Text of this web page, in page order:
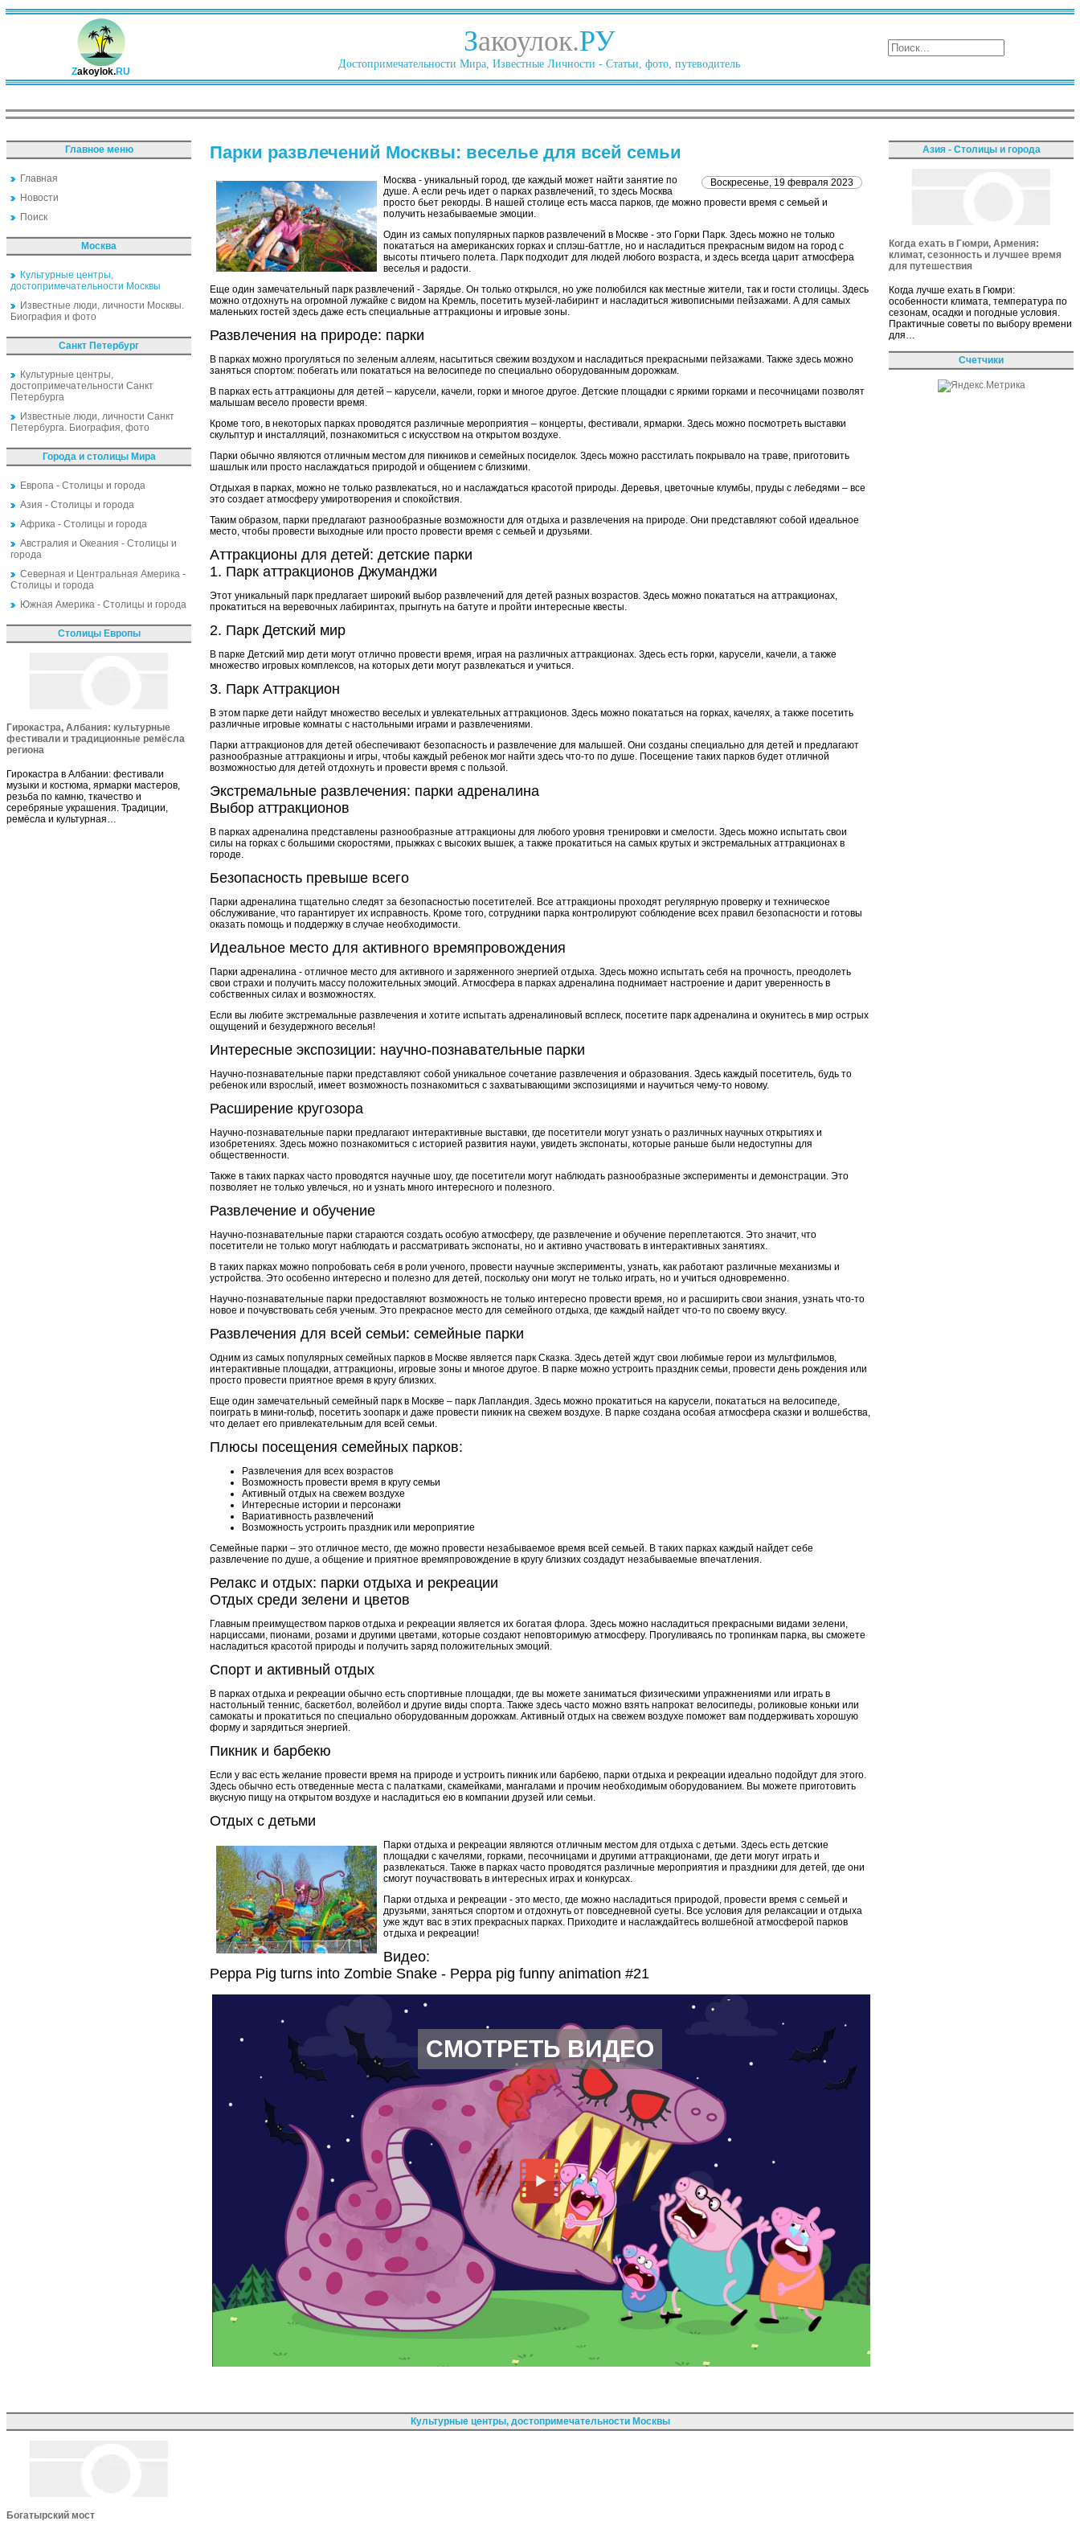
Zakoylok.RU
Закоулок.РУ
Достопримечательности Мира, Известные Личности - Статьи, фото, путеводитель
Главное меню
Главная
Новости
Поиск
Москва
Культурные центры,
достопримечательности Москвы
Известные люди, личности Москвы.
Биография и фото
Санкт Петербург
Культурные центры,
достопримечательности Санкт
Петербурга
Известные люди, личности Санкт
Петербурга. Биография, фото
Города и столицы Мира
Европа - Столицы и города
Азия - Столицы и города
Африка - Столицы и города
Австралия и Океания - Столицы и
города
Северная и Центральная Америка -
Столицы и города
Южная Америка - Столицы и города
Столицы Европы
Гирокастра, Албания: культурные
фестивали и традиционные ремёсла
региона
Гирокастра в Албании: фестивали
музыки и костюма, ярмарки мастеров,
резьба по камню, ткачество и
серебряные украшения. Традиции,
ремёсла и культурная…
Парки развлечений Москвы: веселье для всей семьи
Воскресенье, 19 февраля 2023
Москва - уникальный город, где каждый может найти занятие по
душе. А если речь идет о парках развлечений, то здесь Москва
просто бьет рекорды. В нашей столице есть масса парков, где можно провести время с семьей и
получить незабываемые эмоции.
Один из самых популярных парков развлечений в Москве - это Горки Парк. Здесь можно не только
покататься на американских горках и сплэш-баттле, но и насладиться прекрасным видом на город с
высоты птичьего полета. Парк подходит для людей любого возраста, и здесь всегда царит атмосфера
веселья и радости.
Еще один замечательный парк развлечений - Зарядье. Он только открылся, но уже полюбился как местные жители, так и гости столицы. Здесь
можно отдохнуть на огромной лужайке с видом на Кремль, посетить музей-лабиринт и насладиться живописными пейзажами. А для самых
маленьких гостей здесь даже есть специальные аттракционы и игровые зоны.
Развлечения на природе: парки
В парках можно прогуляться по зеленым аллеям, насытиться свежим воздухом и насладиться прекрасными пейзажами. Также здесь можно
заняться спортом: побегать или покататься на велосипеде по специально оборудованным дорожкам.
В парках есть аттракционы для детей – карусели, качели, горки и многое другое. Детские площадки с яркими горками и песочницами позволят
малышам весело провести время.
Кроме того, в некоторых парках проводятся различные мероприятия – концерты, фестивали, ярмарки. Здесь можно посмотреть выставки
скульптур и инсталляций, познакомиться с искусством на открытом воздухе.
Парки обычно являются отличным местом для пикников и семейных посиделок. Здесь можно расстилать покрывало на траве, приготовить
шашлык или просто наслаждаться природой и общением с близкими.
Отдыхая в парках, можно не только развлекаться, но и наслаждаться красотой природы. Деревья, цветочные клумбы, пруды с лебедями – все
это создает атмосферу умиротворения и спокойствия.
Таким образом, парки предлагают разнообразные возможности для отдыха и развлечения на природе. Они представляют собой идеальное
место, чтобы провести выходные или просто провести время с семьей и друзьями.
Аттракционы для детей: детские парки
1. Парк аттракционов Джуманджи
Этот уникальный парк предлагает широкий выбор развлечений для детей разных возрастов. Здесь можно покататься на аттракционах,
прокатиться на веревочных лабиринтах, прыгнуть на батуте и пройти интересные квесты.
2. Парк Детский мир
В парке Детский мир дети могут отлично провести время, играя на различных аттракционах. Здесь есть горки, карусели, качели, а также
множество игровых комплексов, на которых дети могут развлекаться и учиться.
3. Парк Аттракцион
В этом парке дети найдут множество веселых и увлекательных аттракционов. Здесь можно покататься на горках, качелях, а также посетить
различные игровые комнаты с настольными играми и развлечениями.
Парки аттракционов для детей обеспечивают безопасность и развлечение для малышей. Они созданы специально для детей и предлагают
разнообразные аттракционы и игры, чтобы каждый ребенок мог найти здесь что-то по душе. Посещение таких парков будет отличной
возможностью для детей отдохнуть и провести время с пользой.
Экстремальные развлечения: парки адреналина
Выбор аттракционов
В парках адреналина представлены разнообразные аттракционы для любого уровня тренировки и смелости. Здесь можно испытать свои
силы на горках с большими скоростями, прыжках с высоких вышек, а также прокатиться на самых крутых и экстремальных аттракционах в
городе.
Безопасность превыше всего
Парки адреналина тщательно следят за безопасностью посетителей. Все аттракционы проходят регулярную проверку и техническое
обслуживание, что гарантирует их исправность. Кроме того, сотрудники парка контролируют соблюдение всех правил безопасности и готовы
оказать помощь и поддержку в случае необходимости.
Идеальное место для активного времяпровождения
Парки адреналина - отличное место для активного и заряженного энергией отдыха. Здесь можно испытать себя на прочность, преодолеть
свои страхи и получить массу положительных эмоций. Атмосфера в парках адреналина поднимает настроение и дарит уверенность в
собственных силах и возможностях.
Если вы любите экстремальные развлечения и хотите испытать адреналиновый всплеск, посетите парк адреналина и окунитесь в мир острых
ощущений и безудержного веселья!
Интересные экспозиции: научно-познавательные парки
Научно-познавательные парки представляют собой уникальное сочетание развлечения и образования. Здесь каждый посетитель, будь то
ребенок или взрослый, имеет возможность познакомиться с захватывающими экспозициями и научиться чему-то новому.
Расширение кругозора
Научно-познавательные парки предлагают интерактивные выставки, где посетители могут узнать о различных научных открытиях и
изобретениях. Здесь можно познакомиться с историей развития науки, увидеть экспонаты, которые раньше были недоступны для
общественности.
Также в таких парках часто проводятся научные шоу, где посетители могут наблюдать разнообразные эксперименты и демонстрации. Это
позволяет не только увлечься, но и узнать много интересного и полезного.
Развлечение и обучение
Научно-познавательные парки стараются создать особую атмосферу, где развлечение и обучение переплетаются. Это значит, что
посетители не только могут наблюдать и рассматривать экспонаты, но и активно участвовать в интерактивных занятиях.
В таких парках можно попробовать себя в роли ученого, провести научные эксперименты, узнать, как работают различные механизмы и
устройства. Это особенно интересно и полезно для детей, поскольку они могут не только играть, но и учиться одновременно.
Научно-познавательные парки предоставляют возможность не только интересно провести время, но и расширить свои знания, узнать что-то
новое и почувствовать себя ученым. Это прекрасное место для семейного отдыха, где каждый найдет что-то по своему вкусу.
Развлечения для всей семьи: семейные парки
Одним из самых популярных семейных парков в Москве является парк Сказка. Здесь детей ждут свои любимые герои из мультфильмов,
интерактивные площадки, аттракционы, игровые зоны и многое другое. В парке можно устроить праздник семьи, провести день рождения или
просто провести приятное время в кругу близких.
Еще один замечательный семейный парк в Москве – парк Лапландия. Здесь можно прокатиться на карусели, покататься на велосипеде,
поиграть в мини-гольф, посетить зоопарк и даже провести пикник на свежем воздухе. В парке создана особая атмосфера сказки и волшебства,
что делает его привлекательным для всей семьи.
Плюсы посещения семейных парков:
Развлечения для всех возрастов
Возможность провести время в кругу семьи
Активный отдых на свежем воздухе
Интересные истории и персонажи
Вариативность развлечений
Возможность устроить праздник или мероприятие
Семейные парки – это отличное место, где можно провести незабываемое время всей семьей. В таких парках каждый найдет себе
развлечение по душе, а общение и приятное времяпровождение в кругу близких создадут незабываемые впечатления.
Релакс и отдых: парки отдыха и рекреации
Отдых среди зелени и цветов
Главным преимуществом парков отдыха и рекреации является их богатая флора. Здесь можно насладиться прекрасными видами зелени,
нарциссами, пионами, розами и другими цветами, которые создают неповторимую атмосферу. Прогуливаясь по тропинкам парка, вы сможете
насладиться красотой природы и получить заряд положительных эмоций.
Спорт и активный отдых
В парках отдыха и рекреации обычно есть спортивные площадки, где вы можете заниматься физическими упражнениями или играть в
настольный теннис, баскетбол, волейбол и другие виды спорта. Также здесь часто можно взять напрокат велосипеды, роликовые коньки или
самокаты и прокатиться по специально оборудованным дорожкам. Активный отдых на свежем воздухе поможет вам поддерживать хорошую
форму и зарядиться энергией.
Пикник и барбекю
Если у вас есть желание провести время на природе и устроить пикник или барбекю, парки отдыха и рекреации идеально подойдут для этого.
Здесь обычно есть отведенные места с палатками, скамейками, мангалами и прочим необходимым оборудованием. Вы можете приготовить
вкусную пищу на открытом воздухе и насладиться ею в компании друзей или семьи.
Отдых с детьми
Парки отдыха и рекреации являются отличным местом для отдыха с детьми. Здесь есть детские
площадки с качелями, горками, песочницами и другими аттракционами, где дети могут играть и
развлекаться. Также в парках часто проводятся различные мероприятия и праздники для детей, где они
смогут поучаствовать в интересных играх и конкурсах.
Парки отдыха и рекреации - это место, где можно насладиться природой, провести время с семьей и
друзьями, заняться спортом и отдохнуть от повседневной суеты. Все условия для релаксации и отдыха
уже ждут вас в этих прекрасных парках. Приходите и наслаждайтесь волшебной атмосферой парков
отдыха и рекреации!
Видео:
Peppa Pig turns into Zombie Snake - Peppa pig funny animation #21
СМОТРЕТЬ ВИДЕО
Азия - Столицы и города
Когда ехать в Гюмри, Армения:
климат, сезонность и лучшее время
для путешествия
Когда лучше ехать в Гюмри:
особенности климата, температура по
сезонам, осадки и погодные условия.
Практичные советы по выбору времени
для…
Счетчики
Культурные центры, достопримечательности Москвы
Богатырский мост